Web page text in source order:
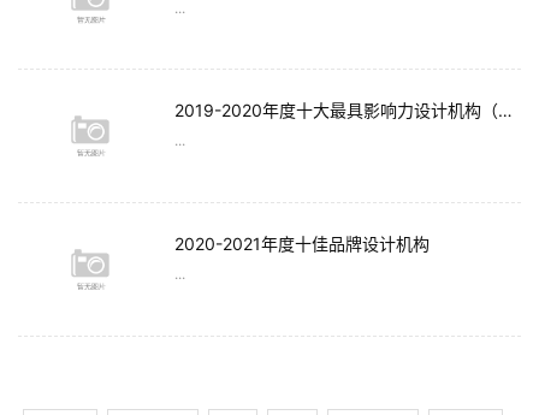
...
2019-2020年度十大最具影响力设计机构（别墅豪宅空间类)
...
2020-2021年度十佳品牌设计机构
...